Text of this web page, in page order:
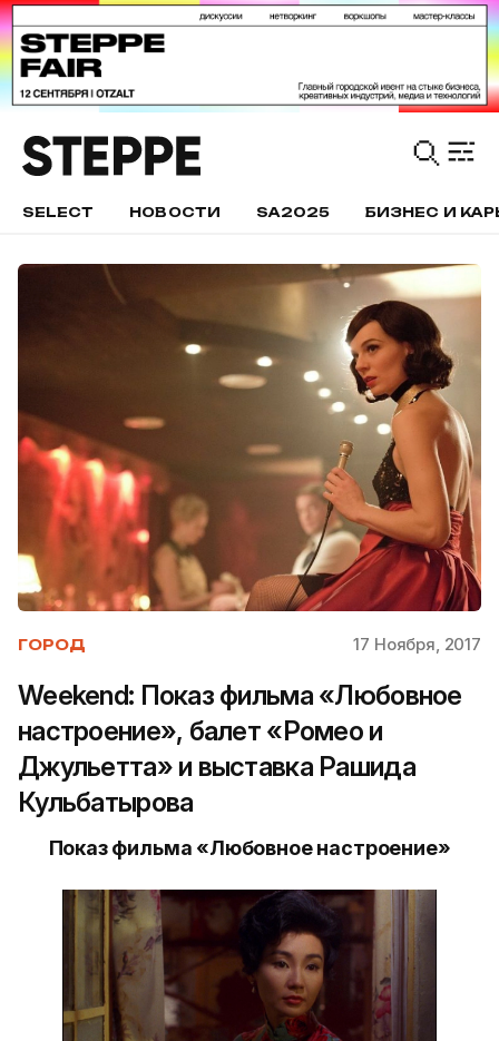
SELECT НОВОСТИ SA2025 БИЗНЕС И
ГОРОД 17 Ноября, 2017
Weekend: Показ фильма «Любовное
настроение», балет «Ромео и
Джульетта» и выставка Рашида
Кульбатырова
Показ фильма «Любовное настроение»